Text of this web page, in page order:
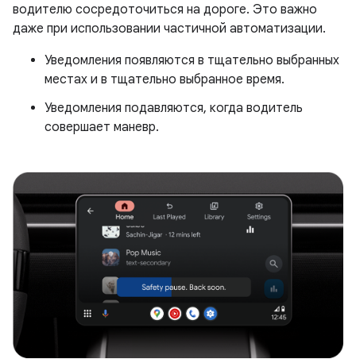
водителю сосредоточиться на дороге. Это важно
даже при использовании частичной автоматизации.
Уведомления появляются в тщательно выбранных
местах и в тщательно выбранное время.
Уведомления подавляются, когда водитель
совершает маневр.